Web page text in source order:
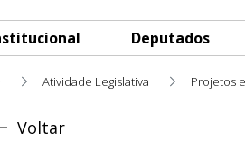
Deputados
Atividade Legislativa Projetos
Andamento
Voltar